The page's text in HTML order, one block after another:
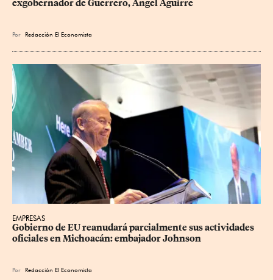
exgobernador de Guerrero, Ángel Aguirre
Por Redacción El Economista
EMPRESAS
Gobierno de EU reanudará parcialmente sus actividades
oficiales en Michoacán: embajador Johnson
Por Redacción El Economista